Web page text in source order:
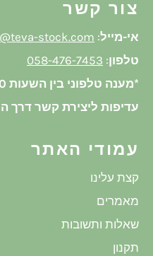
צור קשר
אי-מייל:
stock.com
טלפון:
058-476-7453
*מענה טלפוני בין השעות 08:30-14:30
עדיפות ליצירת קשר דרך
עמודי האתר
קצת עלינו
מאמרים
שאלות ותשובות
תקנון